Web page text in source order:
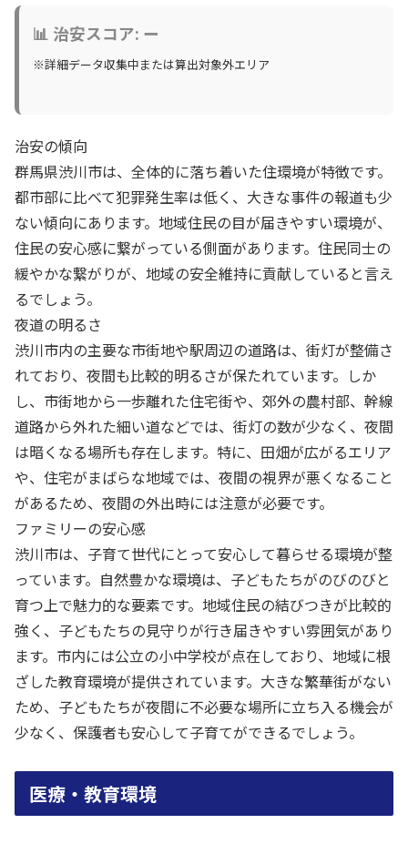
📊 治安スコア: ー
※詳細データ収集中または算出対象外エリア
治安の傾向
群馬県渋川市は、全体的に落ち着いた住環境が特徴です。
都市部に比べて犯罪発生率は低く、大きな事件の報道も少
ない傾向にあります。地域住民の目が届きやすい環境が、
住民の安心感に繋がっている側面があります。住民同士の
緩やかな繋がりが、地域の安全維持に貢献していると言え
るでしょう。
夜道の明るさ
渋川市内の主要な市街地や駅周辺の道路は、街灯が整備さ
れており、夜間も比較的明るさが保たれています。しか
し、市街地から一歩離れた住宅街や、郊外の農村部、幹線
道路から外れた細い道などでは、街灯の数が少なく、夜間
は暗くなる場所も存在します。特に、田畑が広がるエリア
や、住宅がまばらな地域では、夜間の視界が悪くなること
があるため、夜間の外出時には注意が必要です。
ファミリーの安心感
渋川市は、子育て世代にとって安心して暮らせる環境が整
っています。自然豊かな環境は、子どもたちがのびのびと
育つ上で魅力的な要素です。地域住民の結びつきが比較的
強く、子どもたちの見守りが行き届きやすい雰囲気があり
ます。市内には公立の小中学校が点在しており、地域に根
ざした教育環境が提供されています。大きな繁華街がない
ため、子どもたちが夜間に不必要な場所に立ち入る機会が
少なく、保護者も安心して子育てができるでしょう。
医療・教育環境